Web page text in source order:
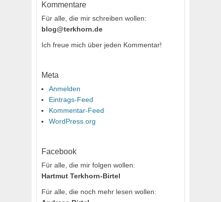
Kommentare
Für alle, die mir schreiben wollen:
blog@terkhorn.de
Ich freue mich über jeden Kommentar!
Meta
Anmelden
Eintrags-Feed
Kommentar-Feed
WordPress.org
Facebook
Für alle, die mir folgen wollen:
Hartmut Terkhorn-Birtel
Für alle, die noch mehr lesen wollen: